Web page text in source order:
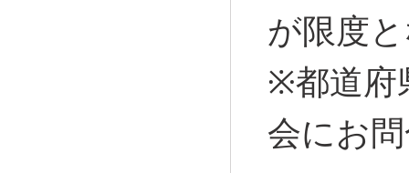
が限度
※都道府
会にお